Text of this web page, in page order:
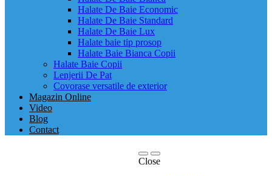
Halate De Baie Economic
Halate De Baie Standard
Halate De Baie Lux
Halate baie tip prosop
Halate Baie Bianca Copii
Halate Baie Copii
Lenjerii De Pat
Covorase versatile de exterior
Magazin Online
Video
Blog
Contact
Close